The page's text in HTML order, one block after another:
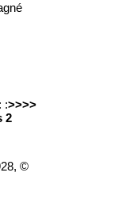
:>>>>
2
©